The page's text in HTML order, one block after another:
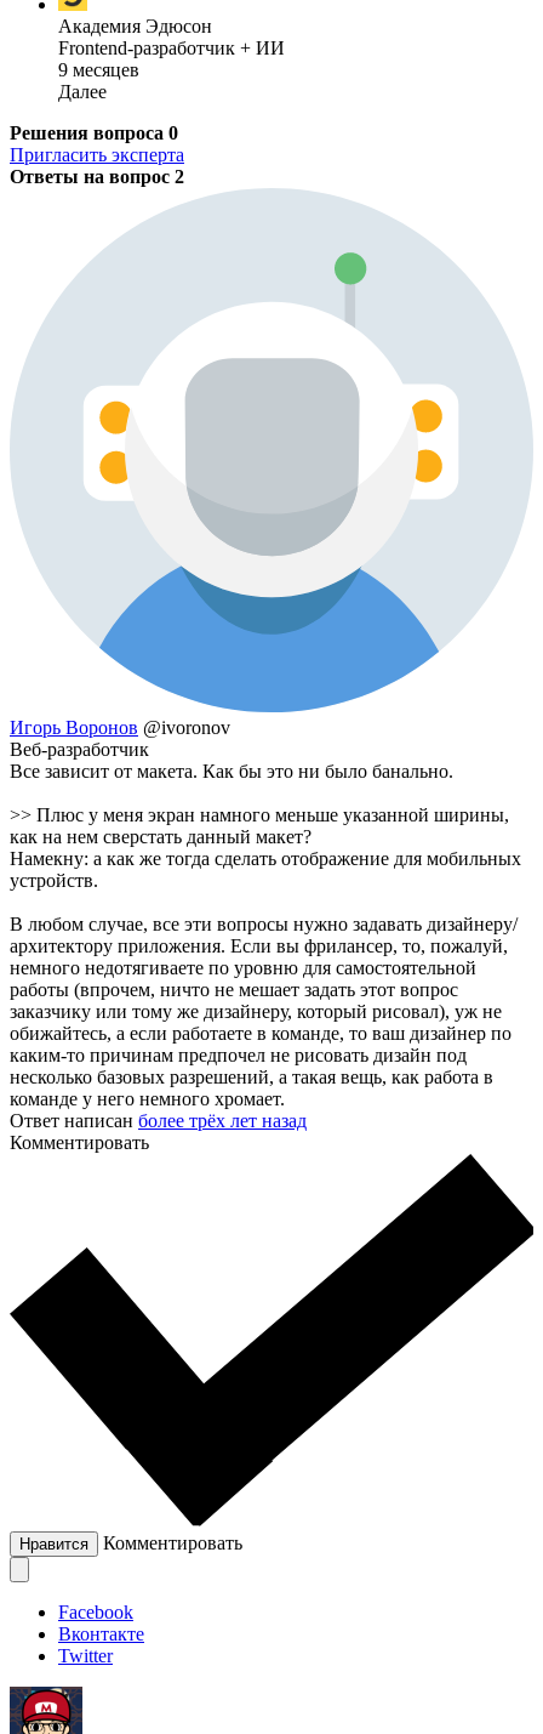
Академия Эдюсон
Frontend-разработчик + ИИ
9 месяцев
Далее
Решения вопроса 0
Пригласить эксперта
Ответы на вопрос 2
Игорь Воронов @ivoronov
Веб-разработчик
Все зависит от макета. Как бы это ни было банально.
>> Плюс у меня экран намного меньше указанной ширины,
как на нем сверстать данный макет?
Намекну: а как же тогда сделать отображение для мобильных
устройств.
В любом случае, все эти вопросы нужно задавать дизайнеру/
архитектору приложения. Если вы фрилансер, то, пожалуй,
немного недотягиваете по уровню для самостоятельной
работы (впрочем, ничто не мешает задать этот вопрос
заказчику или тому же дизайнеру, который рисовал), уж не
обижайтесь, а если работаете в команде, то ваш дизайнер по
каким-то причинам предпочел не рисовать дизайн под
несколько базовых разрешений, а такая вещь, как работа в
команде у него немного хромает.
Ответ написан более трёх лет назад
Комментировать
Нравится Комментировать
Facebook
Вконтакте
Twitter